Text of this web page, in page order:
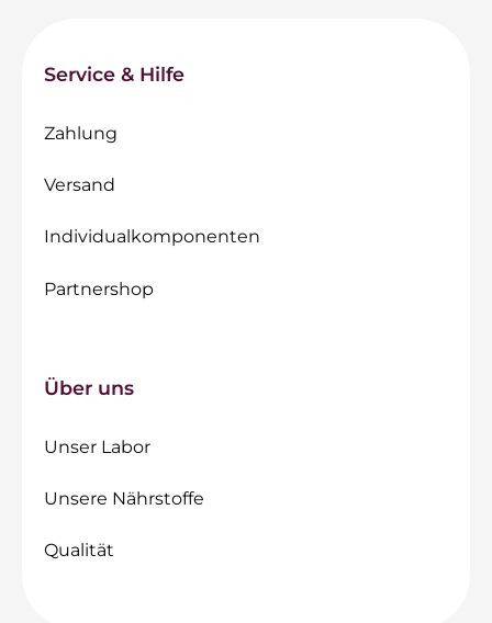
Service & Hilfe
Zahlung
Versand
Individualkomponenten
Partnershop
Über uns
Unser Labor
Unsere Nährstoffe
Qualität